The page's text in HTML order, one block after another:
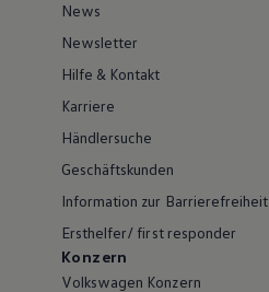
News
Newsletter
Hilfe & Kontakt
Karriere
Händlersuche
Geschäftskunden
Information zur Barrierefreiheit
Ersthelfer/ first responder
Konzern
Volkswagen Konzern